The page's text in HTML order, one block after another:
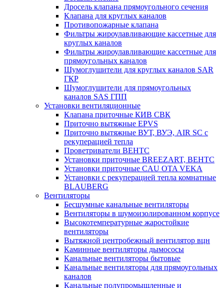
Дросель клапана прямоугольного сечения
Клапана для круглых каналов
Противопожарные клапана
Фильтры жироулавливающие кассетные для
круглых каналов
Фильтры жироулавливающие кассетные для
прямоугольных каналов
Шумоглушители для круглых каналов SAR
ГКР
Шумоглушители для прямоугольных
каналов SAS ГПП
Установки вентиляционные
Клапана приточные КИВ СВК
Приточно вытяжные EPVS
Приточно вытяжные ВУТ, ВУЭ, AIR SC с
рекуперацией тепла
Проветриватели ВЕНТС
Установки приточные BREEZART, ВЕНТС
Установки приточные CAU OTA VEKA
Установки с рекуперацией тепла комнатные
BLAUBERG
Вентиляторы
Бесшумные канальные вентиляторы
Вентиляторы в шумоизолированном корпусе
Высокотемпературные жаростойкие
вентиляторы
Вытяжной центробежный вентилятор вцн
Каминные вентиляторы дымососы
Канальные вентиляторы бытовые
Канальные вентиляторы для прямоугольных
каналов
Канальные полупромышленные и